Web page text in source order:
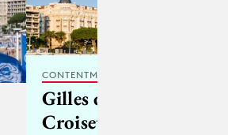
CONTENTMARKETING
Gilles de la
Croisette